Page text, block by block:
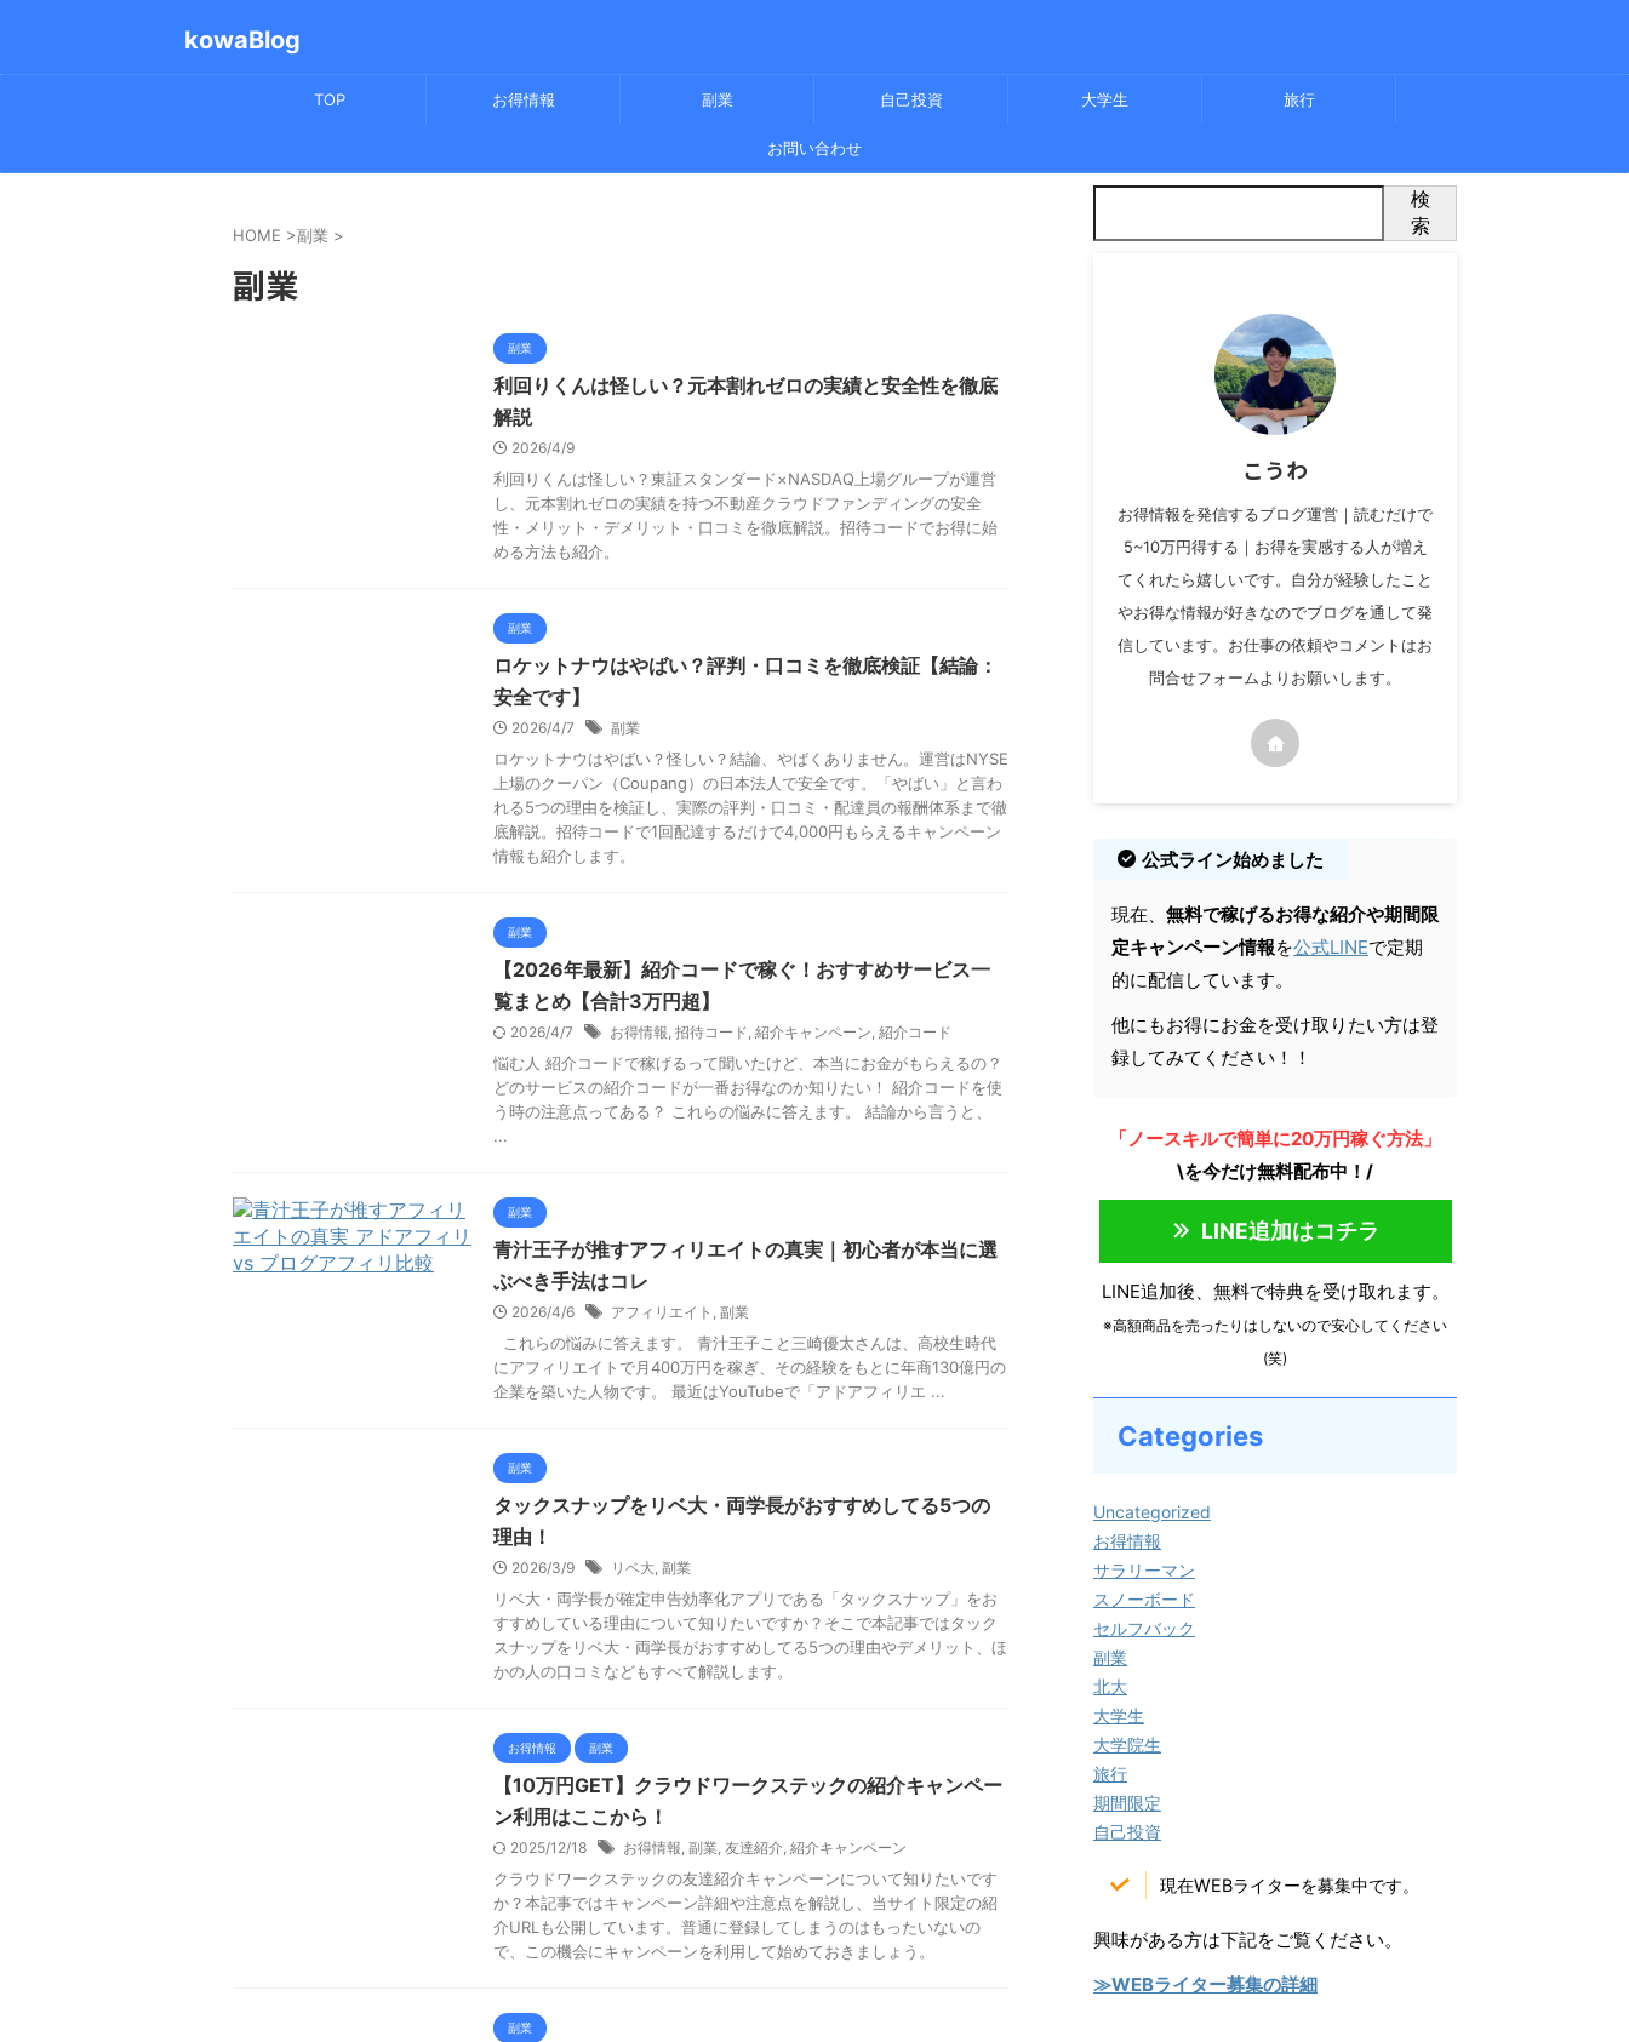
kowaBlog
TOP お得情報 副業 自己投資 大学生 旅行
お問い合わせ
HOME >副業 >
副業
副業
利回りくんは怪しい？元本割れゼロの実績と安全性を徹底
解説
2026/4/9
利回りくんは怪しい？東証スタンダード×NASDAQ上場グループが運営
し、元本割れゼロの実績を持つ不動産クラウドファンディングの安全
性・メリット・デメリット・口コミを徹底解説。招待コードでお得に始
める方法も紹介。
副業
ロケットナウはやばい？評判・口コミを徹底検証【結論：
安全です】
2026/4/7 副業
ロケットナウはやばい？怪しい？結論、やばくありません。運営はNYSE
上場のクーパン（Coupang）の日本法人で安全です。「やばい」と言わ
れる5つの理由を検証し、実際の評判・口コミ・配達員の報酬体系まで徹
底解説。招待コードで1回配達するだけで4,000円もらえるキャンペーン
情報も紹介します。
副業
【2026年最新】紹介コードで稼ぐ！おすすめサービス一
覧まとめ【合計3万円超】
2026/4/7 お得情報, 招待コード, 紹介キャンペーン, 紹介コード
悩む人 紹介コードで稼げるって聞いたけど、本当にお金がもらえるの？
どのサービスの紹介コードが一番お得なのか知りたい！ 紹介コードを使
う時の注意点ってある？ これらの悩みに答えます。 結論から言うと、
...
副業
青汁王子が推すアフィリエイトの真実｜初心者が本当に選
ぶべき手法はコレ
2026/4/6 アフィリエイト , 副業
これらの悩みに答えます。 青汁王子こと三崎優太さんは、高校生時代
にアフィリエイトで月400万円を稼ぎ、その経験をもとに年商130億円の
企業を築いた人物です。 最近はYouTubeで「アドアフィリエ ...
副業
タックスナップをリベ大・両学長がおすすめしてる5つの
理由！
2026/3/9 リベ大, 副業
リベ大・両学長が確定申告効率化アプリである「タックスナップ」をお
すすめしている理由について知りたいですか？そこで本記事ではタック
スナップをリベ大・両学長がおすすめしてる5つの理由やデメリット、ほ
かの人の口コミなどもすべて解説します。
お得情報 副業
【10万円GET】クラウドワークステックの紹介キャンペー
ン利用はここから！
2025/12/18 お得情報, 副業, 友達紹介, 紹介キャンペーン
クラウドワークステックの友達紹介キャンペーンについて知りたいです
か？本記事ではキャンペーン詳細や注意点を解説し、当サイト限定の紹
介URLも公開しています。普通に登録してしまうのはもったいないの
で、この機会にキャンペーンを利用して始めておきましょう。
副業
検
索
こうわ
お得情報を発信するブログ運営｜読むだけで
5~10万円得する｜お得を実感する人が増え
てくれたら嬉しいです。自分が経験したこと
やお得な情報が好きなのでブログを通して発
信しています。お仕事の依頼やコメントはお
問合せフォームよりお願いします。
公式ライン始めました
現在、 無料で稼げるお得な紹介や期間限
定キャンペーン情報を公式LINEで定期
的に配信しています。
他にもお得にお金を受け取りたい方は登
録してみてください！！
「ノースキルで簡単に20万円稼ぐ方法」
\を今だけ無料配布中！/
LINE追加はコチラ
LINE追加後、無料で特典を受け取れます。
※高額商品を売ったりはしないので安心してください
(笑)
Categories
Uncategorized
お得情報
サラリーマン
スノーボード
セルフバック
副業
北大
大学生
大学院生
旅行
期間限定
自己投資
現在WEBライターを募集中です。
興味がある方は下記をご覧ください。
≫WEBライター募集の詳細